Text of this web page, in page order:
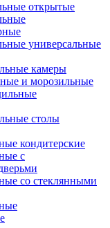
открытые
универсальные
камеры
и морозильные
столы
кондитерские
с
со стеклянными